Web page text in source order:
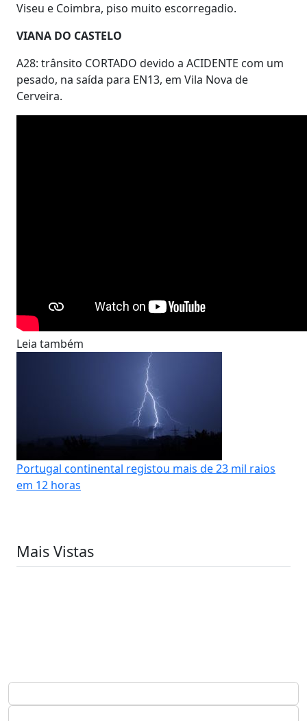
Viseu e Coimbra, piso muito escorregadio.
VIANA DO CASTELO
A28: trânsito CORTADO devido a ACIDENTE com um
pesado, na saída para EN13, em Vila Nova de
Cerveira.
Leia também
Portugal continental registou mais de 23 mil raios
em 12 horas
Mais Vistas